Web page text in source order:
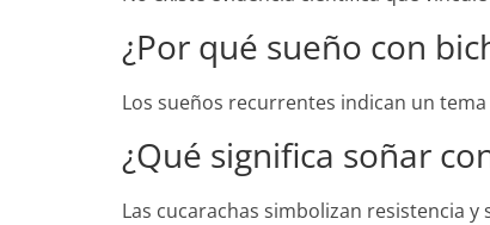
¿Por qué sueño con
Los sueños recurrentes indican un
¿Qué significa soñar
Las cucarachas simbolizan resistencia